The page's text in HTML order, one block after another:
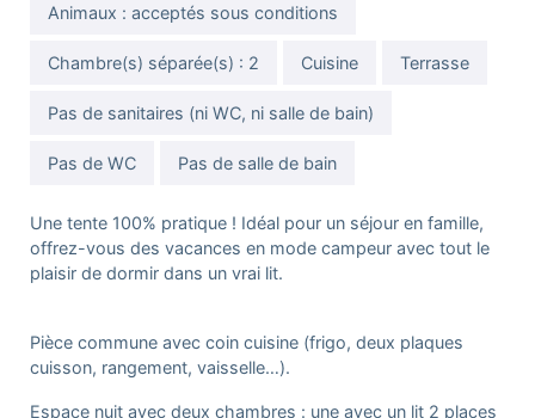
Animaux : acceptés sous conditions
Chambre(s) séparée(s) : 2 Cuisine Terrasse
Pas de sanitaires (ni WC, ni salle de bain)
Pas de WC Pas de salle de bain
Une tente 100% pratique ! Idéal pour un séjour en famille,
offrez-vous des vacances en mode campeur avec tout le
plaisir de dormir dans un vrai lit.
Pièce commune avec coin cuisine (frigo, deux plaques
cuisson, rangement, vaisselle…).
Espace nuit avec deux chambres : une avec un lit 2 places